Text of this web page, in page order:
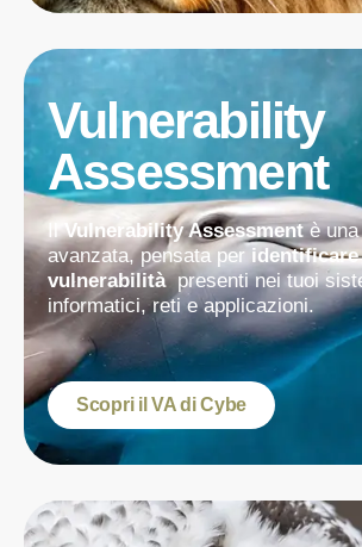
Vulnerability
Assessment
IlVulnerability Assessmentè una
avanzata, pensata per
vulnerabilitàpresenti nei tuoi
informatici, reti e applicazioni.
Scopri il VA di Cybe